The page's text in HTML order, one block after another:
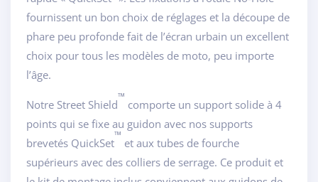
fournissent un bon choix de réglages et la découpe de
phare peu profonde fait de l’écran urbain un excellent
choix pour tous les modèles de moto, peu importe
l’âge.
Notre Street Shield
™
comporte un support solide à 4
points qui se fixe au guidon avec nos supports
brevetés QuickSet
™
et aux tubes de fourche
supérieurs avec des colliers de serrage. Ce produit et